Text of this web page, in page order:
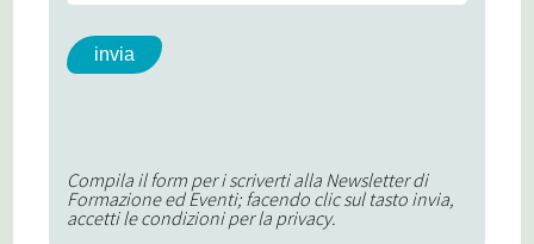
Compila il form per i scriverti alla Newsletter di
Formazione ed Eventi; facendo clic sul tasto invia,
accetti le condizioni per la privacy.